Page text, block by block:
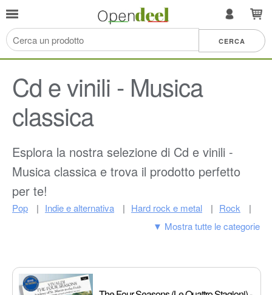
Cd e vinili - Musica
classica
Esplora la nostra selezione di Cd e vinili -
Musica classica e trova il prodotto perfetto
per te!
Pop Indie e alternativa Hard rock e metal
Rock
Dance ed elettronica
Facile ascolto
Altro Rap e hip-hop
Blues
Reggae
Arborist merchandising root
▼ Mostra tutte le categorie